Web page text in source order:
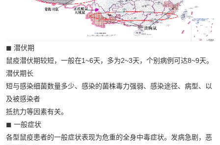
◼ 潜伏期
鼠疫潜伏期较短，一般在1~6天，多为2~3天，个别病例可达8~9天。
潜伏期长
短与感染细菌数量多少、感染的菌株毒力强弱、感染途径、病型、以
及被感染者
抵抗力等因素有关。
◼ 一般症状
各型鼠疫患者的一般症状表现为危重的全身中毒症状。发病急剧，恶